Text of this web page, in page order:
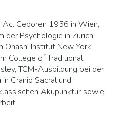
Ac. Geboren 1956 in Wien,
der Psychologie in Zürich,
Ohashi Institut New York,
College of Traditional
TCM-Ausbildung bei der
Cranio Sacral und
Akupunktur sowie